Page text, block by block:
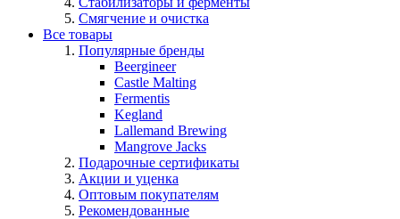
Смягчение и очистка
Все товары
Популярные бренды
Beergineer
Castle Malting
Fermentis
Kegland
Lallemand Brewing
Mangrove Jacks
Подарочные сертификаты
Акции и уценка
Оптовым покупателям
Рекомендованные